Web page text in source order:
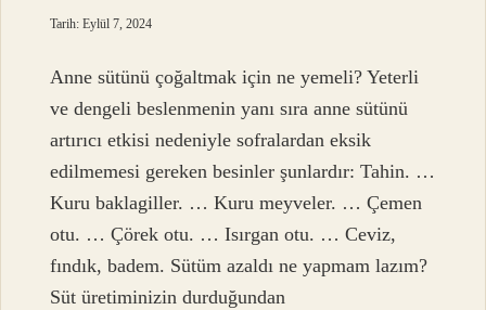
Tarih: Eylül 7, 2024
Anne sütünü çoğaltmak için ne yemeli? Yeterli
ve dengeli beslenmenin yanı sıra anne sütünü
artırıcı etkisi nedeniyle sofralardan eksik
edilmemesi gereken besinler şunlardır: Tahin. …
Kuru baklagiller. … Kuru meyveler. … Çemen
otu. … Çörek otu. … Isırgan otu. … Ceviz,
fındık, badem. Sütüm azaldı ne yapmam lazım?
Süt üretiminizin durduğundan